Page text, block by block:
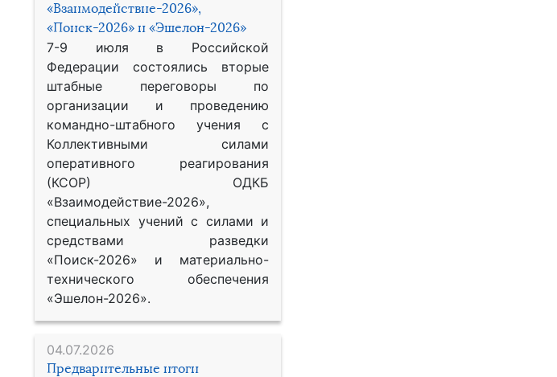
«Взаимодействие-2026»,
«Поиск-2026» и «Эшелон-2026»
7-9 июля в Российской
Федерации состоялись вторые
штабные переговоры по
организации и проведению
командно-штабного учения с
Коллективными силами
оперативного реагирования
(КСОР) ОДКБ
«Взаимодействие-2026»,
специальных учений с силами и
средствами разведки
«Поиск-2026» и материально-
технического обеспечения
«Эшелон-2026».
04.07.2026
Предварительные итоги